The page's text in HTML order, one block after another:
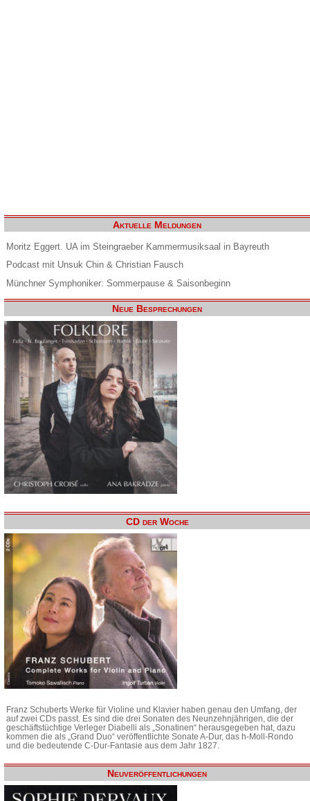
Aktuelle Meldungen
Moritz Eggert. UA im Steingraeber Kammermusiksaal in Bayreuth
Podcast mit Unsuk Chin & Christian Fausch
Münchner Symphoniker: Sommerpause & Saisonbeginn
Neue Besprechungen
CD der Woche
Franz Schuberts Werke für Violine und Klavier haben genau den Umfang, der
auf zwei CDs passt. Es sind die drei Sonaten des Neunzehnjährigen, die der
geschäftstüchtige Verleger Diabelli als „Sonatinen“ herausgegeben hat, dazu
kommen die als „Grand Duo“ veröffentlichte Sonate A-Dur, das h-Moll-Rondo
und die bedeutende C-Dur-Fantasie aus dem Jahr 1827.
Neuveröffentlichungen